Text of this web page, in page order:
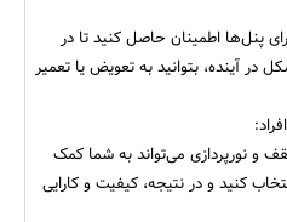
پنل‌ها اطمینان حاصل کنید تا در
آینده، بتوانید به تعویض یا تعمیر
و نورپردازی می‌تواند به شما کمک
کنید و در نتیجه، کیفیت و کارایی